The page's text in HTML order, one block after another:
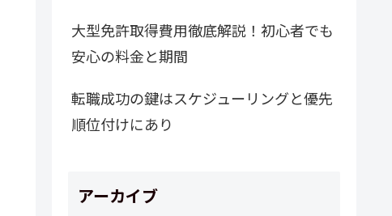
大型免許取得費用徹底解説！初心者でも
安心の料金と期間
転職成功の鍵はスケジューリングと優先
順位付けにあり
アーカイブ